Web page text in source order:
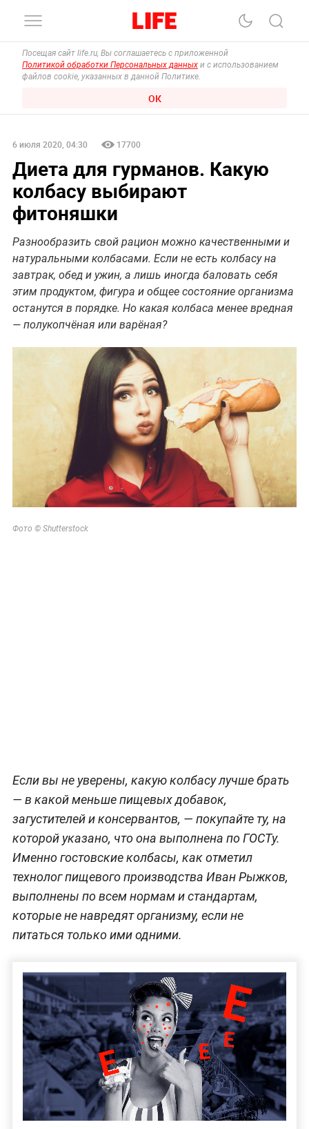
Посещая сайт life.ru, Вы соглашаетесь с приложенной
Политикой обработки Персональных данных и с использованием
файлов cookie, указанных в данной Политике.
ОК
6 июля 2020, 04:30 17700
Диета для гурманов. Какую
колбасу выбирают
фитоняшки
Разнообразить свой рацион можно качественными и
натуральными колбасами. Если не есть колбасу на
завтрак, обед и ужин, а лишь иногда баловать себя
этим продуктом, фигура и общее состояние организма
останутся в порядке. Но какая колбаса менее вредная
— полукопчёная или варёная?
Фото © Shutterstock
Если вы не уверены, какую колбасу лучше брать
— в какой меньше пищевых добавок,
загустителей и консервантов, — покупайте ту, на
которой указано, что она выполнена по ГОСТу.
Именно гостовские колбасы, как отметил
технолог пищевого производства Иван Рыжков,
выполнены по всем нормам и стандартам,
которые не навредят организму, если не
питаться только ими одними.